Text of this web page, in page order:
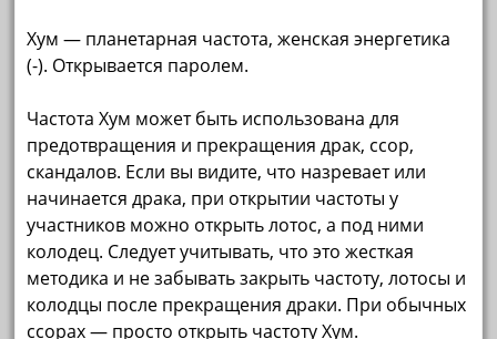
Хум — планетарная частота, женская энергетика
(-). Открывается паролем.
Частота Хум может быть использована для
предотвращения и прекращения драк, ссор,
скандалов. Если вы видите, что назревает или
начинается драка, при открытии частоты у
участников можно открыть лотос, а под ними
колодец. Следует учитывать, что это жесткая
методика и не забывать закрыть частоту, лотосы и
колодцы после прекращения драки. При обычных
ссорах — просто открыть частоту Хум.